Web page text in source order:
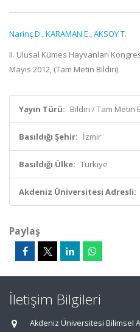
Narinç D.,KARAMAN E.,AKSOY T.
II. Ulusal Kümes Hayvanları
Mayıs 2012, (Tam Metin Bildiri)
Yayın Türü: Bildiri / Tam Metin
Basıldığı Şehir: İzmir
Basıldığı Ülke: Türkiye
Akdeniz Üniversitesi Adresli:
Paylaş
İletişim Bilgileri
Akdeniz Üniversitesi Bilimsel